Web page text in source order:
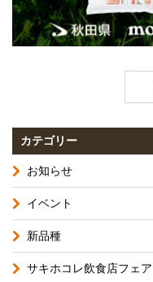
カテゴリー
お知らせ
イベント
新品種
サキホコレ飲食店フェア